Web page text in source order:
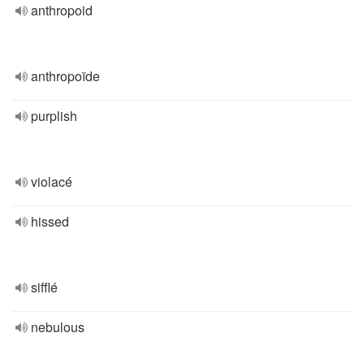
anthropoid
anthropoïde
purplish
violacé
hissed
sifflé
nebulous